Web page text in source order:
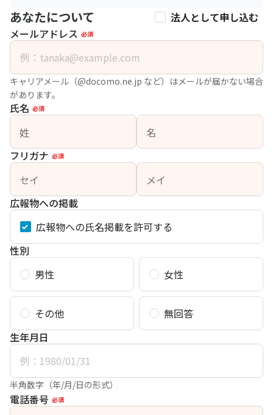
あなたについて
法人として申し込む
メールアドレス 必須
キャリアメール（@docomo.ne.jp など）はメールが届かない場合
があります。
氏名 必須
姓
名
フリガナ 必須
セイ
メイ
広報物への掲載
広報物への氏名掲載を許可する
性別
男性
女性
その他
無回答
生年月日
半角数字（年/月/日の形式）
電話番号 必須